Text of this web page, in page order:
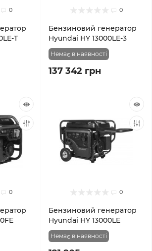
0
T
0
Бензиновий генератор
Hyundai HY 13000LE-3
Немає в наявності
137 342 грн
0 0
Бензиновий генератор
Hyundai HY 13000LE
Немає в наявності